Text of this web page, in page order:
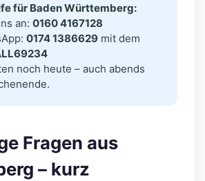
für Baden Württemberg:
an: 0160 4167128
0174 1386629 mit dem
noch heute – auch abends
Fragen aus
– kurz